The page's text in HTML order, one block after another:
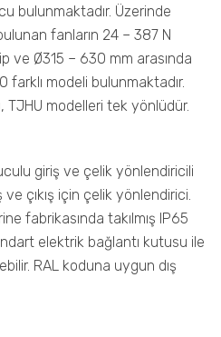
bulunmaktadır. Üzerinde
fanların 24 – 387 N
ve Ø315 – 630 mm arasında
modeli bulunmaktadır.
modelleri tek yönlüdür.
giriş ve çelik yönlendiricili
çıkış için çelik yönlendirici.
fabrikasında takılmış IP65
elektrik bağlantı kutusu ile
RAL koduna uygun dış